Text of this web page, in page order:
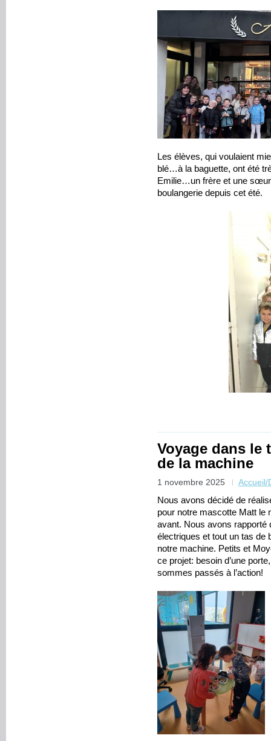
Les élèves, qui voulaient
blé…à la baguette, ont été
Emilie…un frère et une
boulangerie depuis cet été.
Voyage dans le
de la machine
1 novembre 2025 Accueil/
Nous avons décidé de
pour notre mascotte Matt le
avant. Nous avons rapporté
électriques et tout un tas de
notre machine. Petits et
ce projet: besoin d’une
sommes passés à l’action!